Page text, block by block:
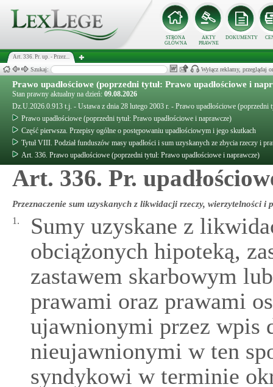
STRONA
GŁÓWNA
AKTY
PRAWNE
DOKUMENTY
Art. 336. Pr. up. - Przez...
Szukaj: Wyłącz reklamy, przeglądaj
Prawo upadłościowe (poprzedni tytuł: Prawo upadłościowe i
Stan prawny aktualny na dzień: 09.08.2026
Dz.U.2026.0.913 t.j. - Ustawa z dnia 28 lutego 2003 r. - Prawo upadłościowe (poprzedni
Prawo upadłościowe (poprzedni tytuł: Prawo upadłościowe i naprawcze)
Część pierwsza. Przepisy ogólne o postępowaniu upadłościowym i jego skutkach
Tytuł VIII. Podział funduszów masy upadłości i sum uzyskanych ze zbycia rzeczy i
Art. 336. Prawo upadłościowe (poprzedni tytuł: Prawo upadłościowe i naprawcze)
Art. 336. Pr.
Przeznaczenie sum uzyskanych z likwidacji rzeczy, wierzytelności i
1.
Sumy uzyskane z
obciążonych hipoteką,
zastawem skarbowym
prawami oraz prawami
ujawnionymi przez wpis
nieujawnionymi w ten
syndykowi w terminie